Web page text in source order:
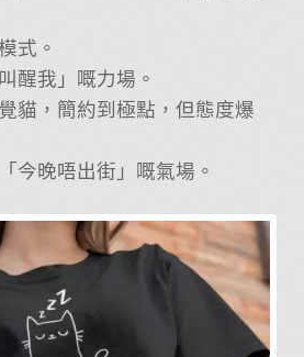
式。
醒我」嘅力場。
貓，簡約到極點，但態度爆
今晚唔出街」嘅氣場。